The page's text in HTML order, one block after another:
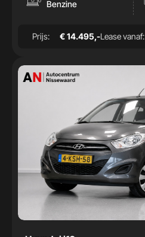
Benzine
Prijs: € 14.495,-Lease vanaf: